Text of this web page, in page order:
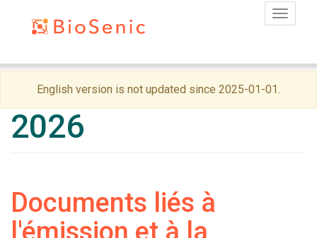
main
content
English version is not updated since 2025-01-01.
2026
Documents liés à
l'émission et à la